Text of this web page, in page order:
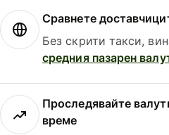
Сравнете
Без скрити такси,
средния пазарен
Проследявайте
време